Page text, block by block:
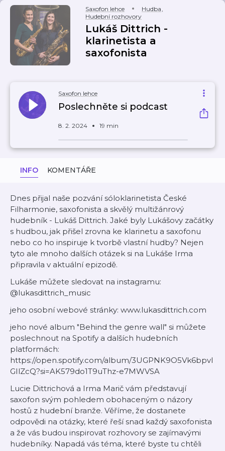
Saxofon lehce Hudba,
Hudební rozhovory
Lukáš Dittrich -
klarinetista a
saxofonista
Saxofon lehce
Poslechněte si podcast
8. 2. 2024 19 min
INFO KOMENTÁŘE
Dnes přijal naše pozvání sóloklarinetista České
Filharmonie, saxofonista a skvělý multižánrový
hudebník - Lukáš Dittrich. Jaké byly Lukášovy začátky
s hudbou, jak přišel zrovna ke klarinetu a saxofonu
nebo co ho inspiruje k tvorbě vlastní hudby? Nejen
tyto ale mnoho dalších otázek si na Lukáše Irma
připravila v aktuální epizodě.
Lukáše můžete sledovat na instagramu:
@lukasdittrich_music
jeho osobní webové stránky: www.lukasdittrich.com
jeho nové album "Behind the genre wall" si můžete
poslechnout na Spotify a dalších hudebních
platformách:
https://open.spotify.com/album/3UGPNK9O5Vk6bpvl
GIlZcQ?si=AK579do1T9uThz-e7MWVSA
Lucie Dittrichová a Irma Marič vám představují
saxofon svým pohledem obohaceným o názory
hostů z hudební branže. Věříme, že dostanete
odpovědi na otázky, které řeší snad každý saxofonista
a že vás budou inspirovat rozhovory se zajímavými
hudebníky. Napadá vás téma, které byste tu chtěli